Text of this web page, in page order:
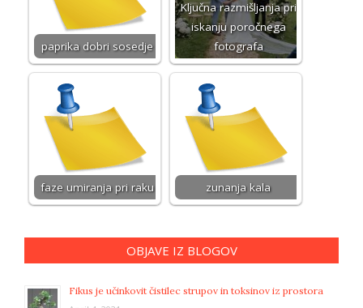
paprika dobri sosedje
Ključna razmišljanja pri
iskanju poročnega
fotografa
faze umiranja pri raku zunanja kala
OBJAVE IZ BLOGOV
Fikus je učinkovit čistilec strupov in toksinov iz prostora